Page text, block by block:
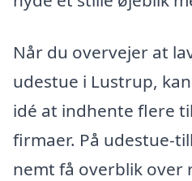
Når du overvejer at
udestue i Lustrup,
idé at indhente flere
firmaer. På udestue-
nemt få overblik over